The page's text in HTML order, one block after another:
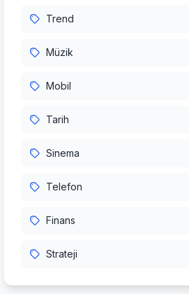
Trend
Müzik
Mobil
Tarih
Sinema
Telefon
Finans
Strateji